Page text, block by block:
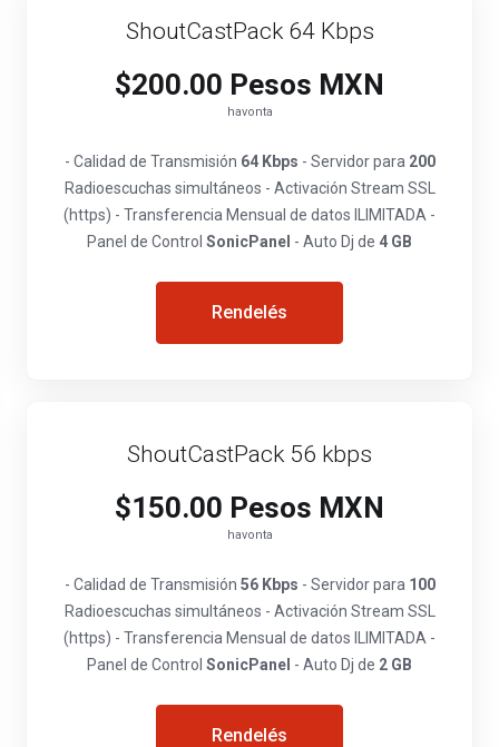
ShoutCastPack 64 Kbps
$200.00 Pesos MXN
havonta
- Calidad de Transmisión 64 Kbps - Servidor para 200
Radioescuchas simultáneos - Activación Stream SSL
(https) - Transferencia Mensual de datos ILIMITADA -
Panel de Control SonicPanel - Auto Dj de 4 GB
Rendelés
ShoutCastPack 56 kbps
$150.00 Pesos MXN
havonta
- Calidad de Transmisión 56 Kbps - Servidor para 100
Radioescuchas simultáneos - Activación Stream SSL
(https) - Transferencia Mensual de datos ILIMITADA -
Panel de Control SonicPanel - Auto Dj de 2 GB
Rendelés